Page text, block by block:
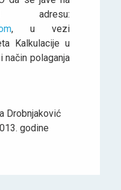
adresu:
, u vezi
Kalkulacije u
način polaganja
Drobnjaković
godine